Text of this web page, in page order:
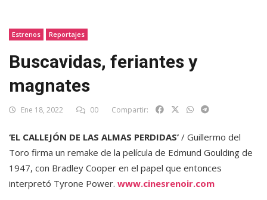
Estrenos Reportajes
Buscavidas, feriantes y
magnates
Ene 18, 2022 00 Compartir:
‘EL CALLEJÓN DE LAS ALMAS PERDIDAS’ / Guillermo del
Toro firma un remake de la película de Edmund Goulding de
1947, con Bradley Cooper en el papel que entonces
interpretó Tyrone Power. www.cinesrenoir.com